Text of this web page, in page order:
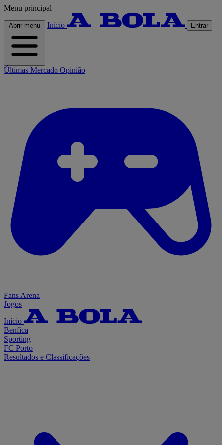
Menu principal
Abrir menu Início Entrar
Últimas Mercado Opinião
Fans Arena
Jogos
Início
Benfica
Sporting
FC Porto
Resultados e Classificações